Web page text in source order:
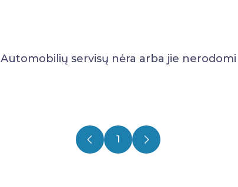
Automobilių servisų nėra arba jie nerodomi
1